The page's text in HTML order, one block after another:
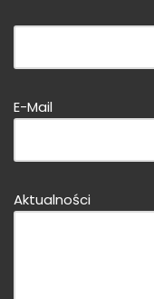
Bitte dieses Feld
Bitte dieses Feld
E-Mail
Aktualności